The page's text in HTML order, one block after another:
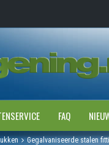
FAQ
Gegalvaniseerde stalen